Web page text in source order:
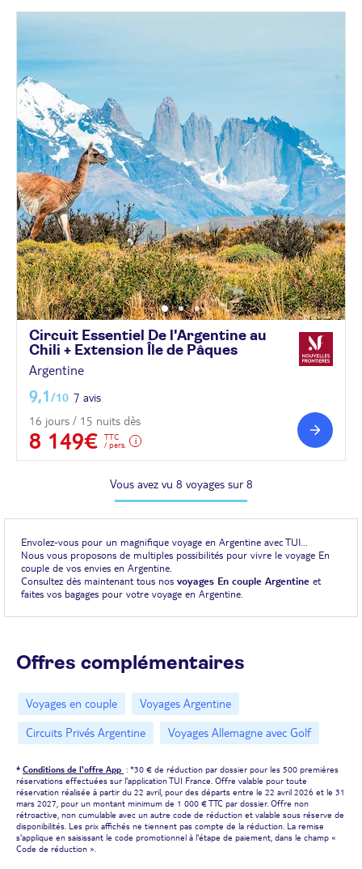
Circuit Essentiel De l'Argentine au
Chili + Extension Île de Pâques
Argentine
9,1/10 7 avis
16 jours / 15 nuits dès
8 149€
TTC
/ pers.
Vous avez vu 8 voyages sur 8
Envolez-vous pour un magnifique voyage en Argentine avec TUI...
Nous vous proposons de multiples possibilités pour vivre le voyage En
couple de vos envies en Argentine.
Consultez dès maintenant tous nos voyages En couple Argentine et
faites vos bagages pour votre voyage en Argentine.
Offres complémentaires
Voyages en couple
Voyages Argentine
Circuits Privés Argentine
Voyages Allemagne avec Golf
* Conditions de l'offre App : *30 € de réduction par dossier pour les 500 premières
réservations effectuées sur l'application TUI France. Offre valable pour toute
réservation réalisée à partir du 22 avril, pour des départs entre le 22 avril 2026 et le 31
mars 2027, pour un montant minimum de 1 000 € TTC par dossier. Offre non
rétroactive, non cumulable avec un autre code de réduction et valable sous réserve de
disponibilités. Les prix affichés ne tiennent pas compte de la réduction. La remise
s'applique en saisissant le code promotionnel à l'étape de paiement, dans le champ «
Code de réduction ».